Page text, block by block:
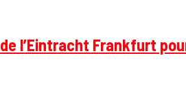
l’Eintracht Frankfurt